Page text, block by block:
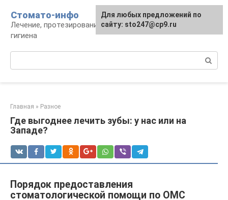
контенту
Стомато-инфо
Лечение, протезирование, ортодонтия,
гигиена
Главная » Разное
Где выгоднее лечить зубы: у нас или на
Западе?
Порядок предоставления
стоматологической помощи по ОМС
Для любых предложений по
сайту: sto247@cp9.ru